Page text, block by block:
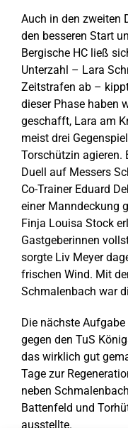
Auch in den zweiten
den besseren Start
Bergische HC ließ
Unterzahl – Lara
Zeitstrafen ab –
dieser Phase haben
geschafft, Lara am
meist drei
Torschützin agieren.
Duell auf Messers
Co-Trainer Eduard
einer Manndeckung
Finja Louisa Stock
Gastgeberinnen
sorgte Liv Meyer
frischen Wind. Mit
Schmalenbach war
Die nächste
gegen den TuS
das wirklich gut
Tage zur
neben
Battenfeld und
ausstellte.